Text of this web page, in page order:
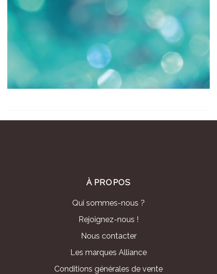
À PROPOS
Qui sommes-nous ?
Rejoignez-nous !
Nous contacter
Les marques Alliance
Conditions générales de vente